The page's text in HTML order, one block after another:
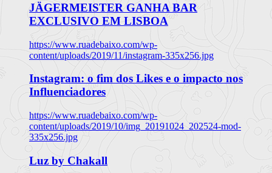
JÄGERMEISTER GANHA BAR
EXCLUSIVO EM LISBOA
https://www.ruadebaixo.com/wp-
content/uploads/2019/11/instagram-335x256.jpg
Instagram: o fim dos Likes e o impacto nos
Influenciadores
https://www.ruadebaixo.com/wp-
content/uploads/2019/10/img_20191024_202524-mod-
335x256.jpg
Luz by Chakall